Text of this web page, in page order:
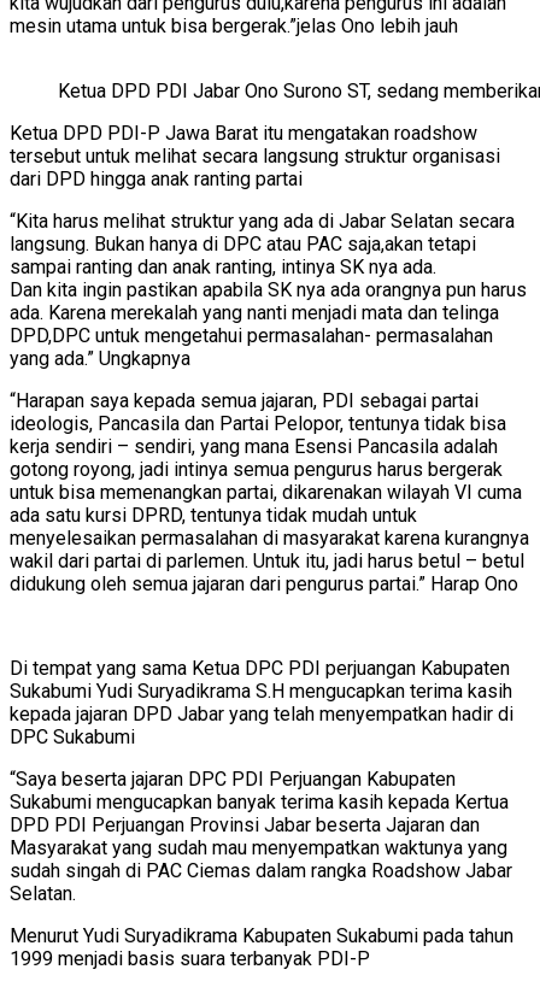
mesin utama untuk bisa bergerak.”jelas Ono lebih jauh
Ketua DPD PDI Jabar Ono Surono ST, sedang
Ketua DPD PDI-P Jawa Barat itu mengatakan roadshow
tersebut untuk melihat secara langsung struktur organisasi
dari DPD hingga anak ranting partai
“Kita harus melihat struktur yang ada di Jabar Selatan secara
langsung. Bukan hanya di DPC atau PAC saja,akan tetapi
sampai ranting dan anak ranting, intinya SK nya ada.
Dan kita ingin pastikan apabila SK nya ada orangnya pun harus
ada. Karena merekalah yang nanti menjadi mata dan telinga
DPD,DPC untuk mengetahui permasalahan- permasalahan
yang ada.” Ungkapnya
“Harapan saya kepada semua jajaran, PDI sebagai partai
ideologis, Pancasila dan Partai Pelopor, tentunya tidak bisa
kerja sendiri – sendiri, yang mana Esensi Pancasila adalah
gotong royong, jadi intinya semua pengurus harus bergerak
untuk bisa memenangkan partai, dikarenakan wilayah VI cuma
ada satu kursi DPRD, tentunya tidak mudah untuk
menyelesaikan permasalahan di masyarakat karena kurangnya
wakil dari partai di parlemen. Untuk itu, jadi harus betul – betul
didukung oleh semua jajaran dari pengurus partai.” Harap Ono
Di tempat yang sama Ketua DPC PDI perjuangan Kabupaten
Sukabumi Yudi Suryadikrama S.H mengucapkan terima kasih
kepada jajaran DPD Jabar yang telah menyempatkan hadir di
DPC Sukabumi
“Saya beserta jajaran DPC PDI Perjuangan Kabupaten
Sukabumi mengucapkan banyak terima kasih kepada Kertua
DPD PDI Perjuangan Provinsi Jabar beserta Jajaran dan
Masyarakat yang sudah mau menyempatkan waktunya yang
sudah singah di PAC Ciemas dalam rangka Roadshow Jabar
Selatan.
Menurut Yudi Suryadikrama Kabupaten Sukabumi pada tahun
1999 menjadi basis suara terbanyak PDI-P